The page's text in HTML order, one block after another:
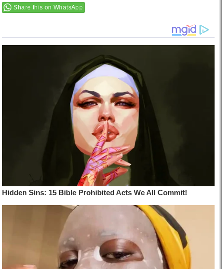
Share this on WhatsApp